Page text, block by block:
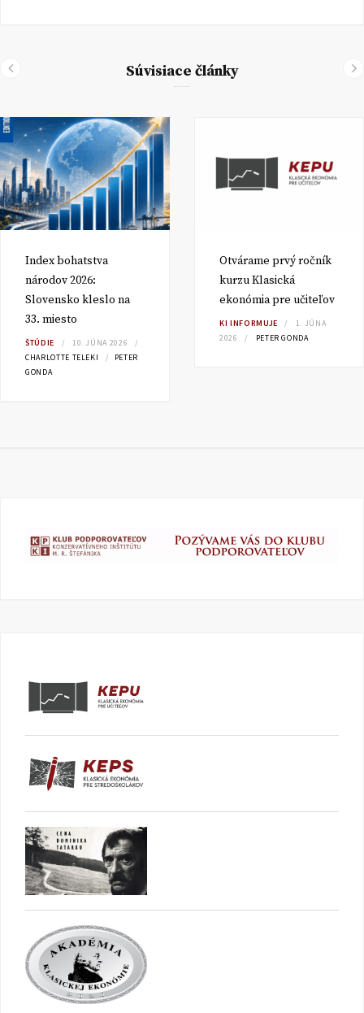
Súvisiace články
Index bohatstva
národov 2026:
Slovensko kleslo na
33. miesto
ŠTÚDIE
10. JÚNA 2026
CHARLOTTE TELEKI
PETER
GONDA
Otvárame prvý ročník
kurzu Klasická
ekonómia pre učiteľov
KI INFORMUJE
1. JÚNA
2026
PETER GONDA